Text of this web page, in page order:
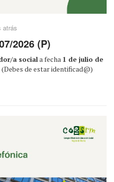
atrás
2026 (P)
a sociala fecha 1 de julio de
(Debes de estar identificad@)